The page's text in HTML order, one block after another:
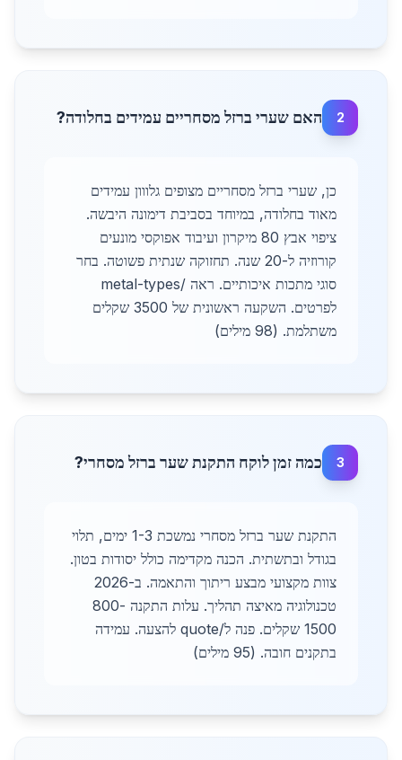
2 האם שערי ברזל מסחריים עמידים בחלודה?
כן, שערי ברזל מסחריים מצופים גלווון עמידים
מאוד בחלודה, במיוחד בסביבת דימונה היבשה.
ציפוי אבץ 80 מיקרון ועיבוד אפוקסי מונעים
קורוזיה ל-20 שנה. תחזוקה שנתית פשוטה. בחר
סוגי מתכות איכותיים. ראה /metal-types
לפרטים. השקעה ראשונית של 3500 שקלים
משתלמת. (98 מילים)
3 כמה זמן לוקח התקנת שער ברזל מסחרי?
התקנת שער ברזל מסחרי נמשכת 1-3 ימים, תלוי
בגודל ובתשתית. הכנה מקדימה כולל יסודות בטון.
צוות מקצועי מבצע ריתוך והתאמה. ב-2026
טכנולוגיה מאיצה תהליך. עלות התקנה 800-
1500 שקלים. פנה ל/quote להצעה. עמידה
בתקנים חובה. (95 מילים)